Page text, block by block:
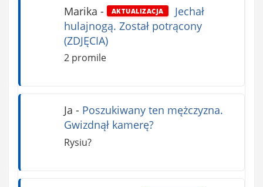
Marika - AKTUALIZACJA
Jechał
hulajnogą. Został potrącony
(ZDJĘCIA)
2 promile
Ja - Poszukiwany ten mężczyzna.
Gwizdnął kamerę?
Rysiu?